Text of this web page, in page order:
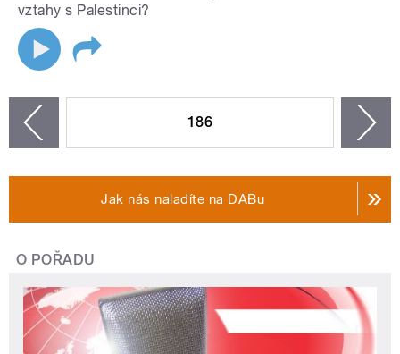
vztahy s Palestinci?
186
Jak nás naladíte na DABu
O POŘADU